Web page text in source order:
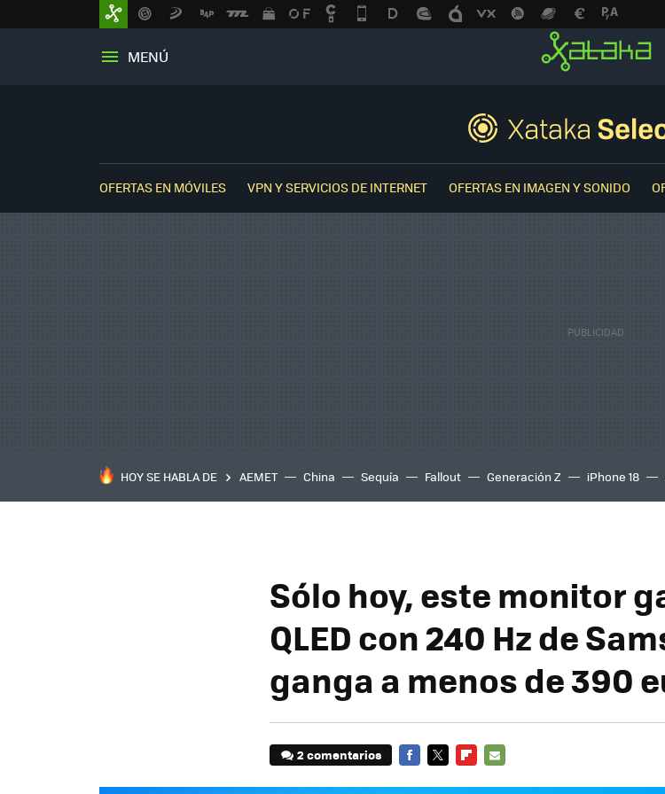
MENÚ
OFERTAS EN MÓVILES VPN Y SERVICIOS DE INTERNET OFERTAS EN IMAGEN Y SONIDO
HOY SE HABLA DE AEMET China Sequía Fallout Generación Z iPhone 18
Sólo hoy, este monitor
QLED con 240 Hz de
ganga a menos de 390
2 comentarios